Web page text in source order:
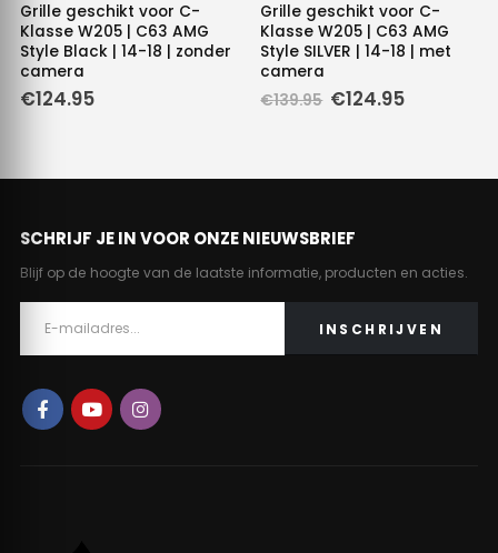
Grille geschikt voor C-
Klasse W205 | C63 AMG
Style Black | 14-18 | zonder
camera
€124.95
Grille geschikt voor C-
Klasse W205 | C63 AMG
Style SILVER | 14-18 | met
camera
€139.95 Oorspronkelijke
€124.95Huidige
SCHRIJF JE IN VOOR ONZE NIEUWSBRIEF
Blijf op de hoogte van de laatste informatie, producten en acties.